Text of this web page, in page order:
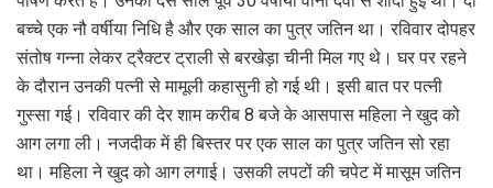
बच्चे एक नौ वर्षीया निधि है और एक साल का पुत्र जतिन था। रविवार दोपहर
संतोष गन्ना लेकर ट्रैक्टर ट्राली से बरखेड़ा चीनी मिल गए थे। घर पर रहने
के दौरान उनकी पत्नी से मामूली कहासुनी हो गई थी। इसी बात पर पत्नी
गुस्सा गई। रविवार की देर शाम करीब 8 बजे के आसपास महिला ने खुद को
आग लगा ली। नजदीक में ही बिस्तर पर एक साल का पुत्र जतिन सो रहा
था। महिला ने खुद को आग लगाई। उसकी लपटों की चपेट में मासूम जतिन